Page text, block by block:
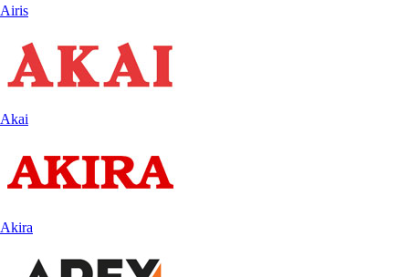
Airis
Akai
Akira